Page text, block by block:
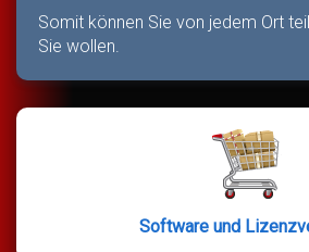
Somit können Sie von jedem Ort
Sie wollen.
Software und